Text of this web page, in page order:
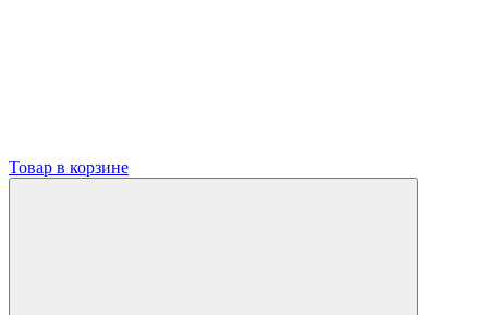
Товар в корзине